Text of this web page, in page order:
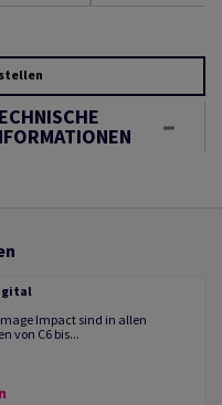
Impact sind in allen
von C6 bis...